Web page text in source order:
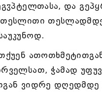
და
ჭამად
ვიდრე